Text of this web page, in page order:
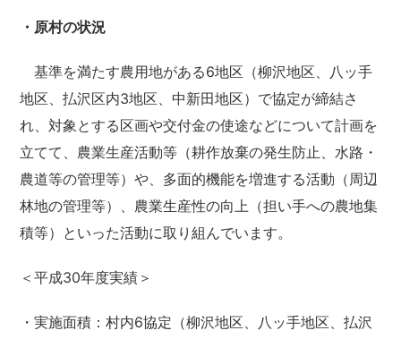
・原村の状況
基準を満たす農用地がある6地区（柳沢地区、八ッ手
地区、払沢区内3地区、中新田地区）で協定が締結さ
れ、対象とする区画や交付金の使途などについて計画を
立てて、農業生産活動等（耕作放棄の発生防止、水路・
農道等の管理等）や、多面的機能を増進する活動（周辺
林地の管理等）、農業生産性の向上（担い手への農地集
積等）といった活動に取り組んでいます。
＜平成30年度実績＞
・実施面積：村内6協定（柳沢地区、八ッ手地区、払沢